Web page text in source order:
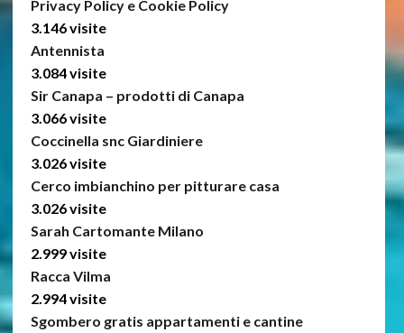
Privacy Policy e Cookie Policy
3.146 visite
Antennista
3.084 visite
Sir Canapa – prodotti di Canapa
3.066 visite
Coccinella snc Giardiniere
3.026 visite
Cerco imbianchino per pitturare casa
3.026 visite
Sarah Cartomante Milano
2.999 visite
Racca Vilma
2.994 visite
Sgombero gratis appartamenti e cantine